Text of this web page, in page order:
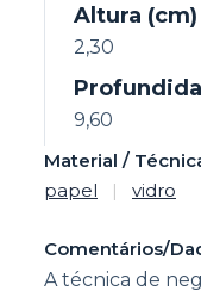
Altura (cm)
2,30
9,60
Material /
papel
| vidro
Comentários/
A técnica de